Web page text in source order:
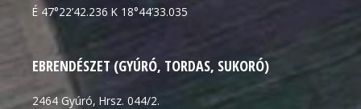
É 47°22’42.236 K 18°44’33.035
EBRENDÉSZET (GYÚRÓ, TORDAS, SUKORÓ)
2464 Gyúró, Hrsz. 044/2.